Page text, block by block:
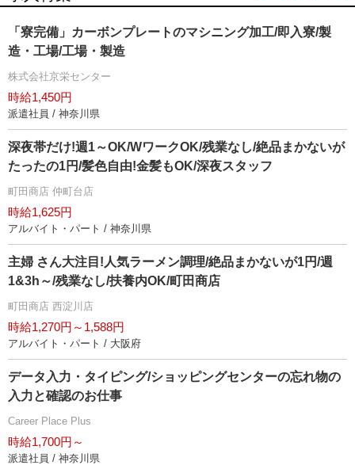
「寮完備」カーボンプレートのマシニング加工/即入寮/製
造・工場/工場・製造
株式会社京栄センター
時給1,450円
派遣社員 / 神奈川県
深夜帯だけ!週1～OK/WワークOK/残業なし/絶品まかないが
たったの1円/髪色自由!金髪もOK/深夜スタッフ
町田商店 仲町台店
時給1,625円
アルバイト・パート / 神奈川県
主婦 さん大注目!人気ラーメン調理/絶品まかないが1円/週
1&3h～/残業なし/扶養内OK/町田商店
町田商店 西淀川店
時給1,270円～1,588円
アルバイト・パート / 大阪府
データ入力・タイピング/ショッピングセンターの忘れ物の
入力と確認のお仕事
Career Place Plus
時給1,700円～
派遣社員 / 神奈川県